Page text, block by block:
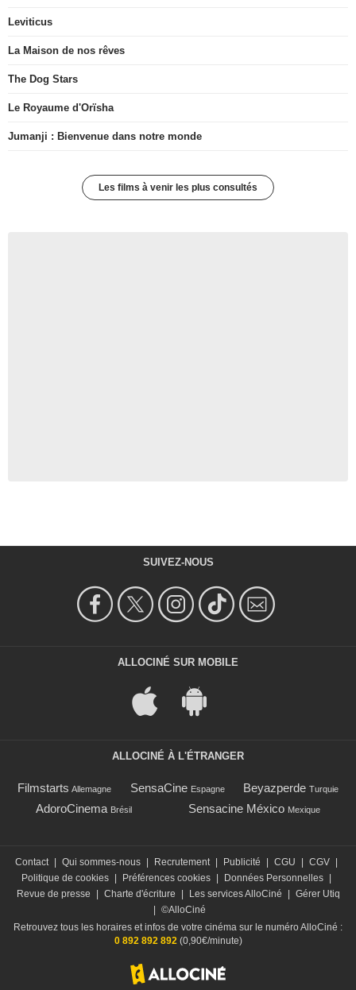
Leviticus
La Maison de nos rêves
The Dog Stars
Le Royaume d'Orïsha
Jumanji : Bienvenue dans notre monde
Les films à venir les plus consultés
SUIVEZ-NOUS
ALLOCINÉ SUR MOBILE
ALLOCINÉ À L'ÉTRANGER
Filmstarts Allemagne SensaCine Espagne Beyazperde Turquie
AdoroCinema Brésil Sensacine México Mexique
Contact | Qui sommes-nous | Recrutement | Publicité | CGU | CGV |
Politique de cookies | Préférences cookies | Données Personnelles |
Revue de presse
| Charte d'écriture | Les services AlloCiné | Gérer Utiq
| ©AlloCiné
Retrouvez tous les horaires et infos de votre cinéma sur le numéro AlloCiné :
0 892 892 892 (0,90€/minute)